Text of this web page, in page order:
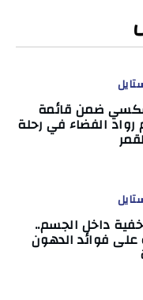
ضمن قائمة
الفضاء في رحلة
داخل الجسم..
فوائد الدهون